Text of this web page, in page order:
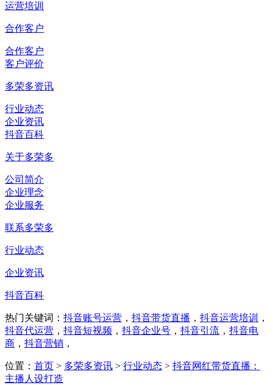
运营培训
合作客户
合作客户
客户评价
多荣多资讯
行业动态
企业资讯
抖音百科
关于多荣多
公司简介
企业理念
企业服务
联系多荣多
行业动态
企业资讯
抖音百科
热门关键词： 抖音账号运营 ， 抖音带货直播 ， 抖音运营培训
，
抖音代运营 ， 抖音短视频 ， 抖音企业号 ， 抖音引流 ， 抖音电
商 ， 抖音营销 ，
位置： 首页 > 多荣多资讯 > 行业动态 > 抖音网红带货直播：
主播人设打造